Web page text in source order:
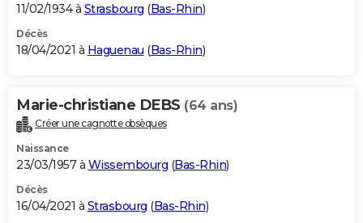
11/02/1934 à Strasbourg (Bas-Rhin)
Décès
18/04/2021 à Haguenau (Bas-Rhin)
Marie-christiane DEBS (64 ans)
Créer une cagnotte obsèques
Naissance
23/03/1957 à Wissembourg (Bas-Rhin)
Décès
16/04/2021 à Strasbourg (Bas-Rhin)